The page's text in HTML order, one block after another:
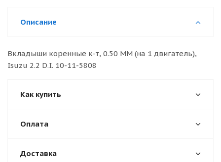
Описание
Вкладыши коренные к-т, 0.50 MM (на 1 двигатель),
Isuzu 2.2 D.I. 10-11-5808
Как купить
Оплата
Доставка